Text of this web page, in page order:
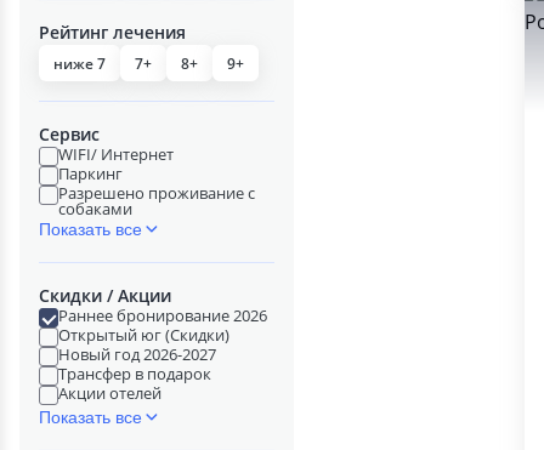
Рейтинг лечения
ниже 7 7+ 8+ 9+
Сервис
WIFI/ Интернет
Паркинг
Разрешено проживание с
собаками
Показать все
Скидки / Акции
Раннее бронирование 2026
Открытый юг (Скидки)
Новый год 2026-2027
Трансфер в подарок
Акции отелей
Показать все